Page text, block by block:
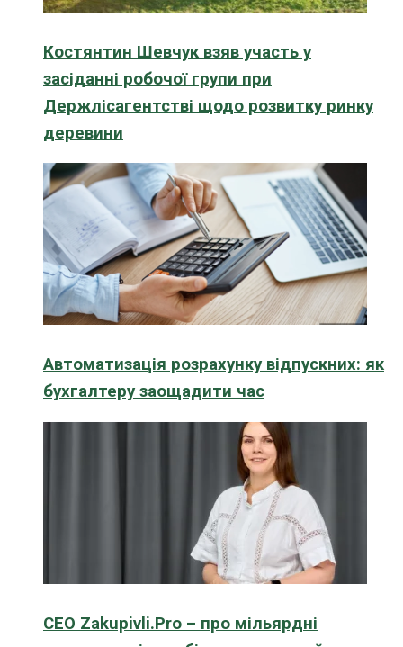
Костянтин Шевчук взяв участь у
засіданні робочої групи при
Держлісагентстві щодо розвитку ринку
деревини
Автоматизація розрахунку відпускних: як
бухгалтеру заощадити час
CEO Zakupivli.Pro – про мільярдні